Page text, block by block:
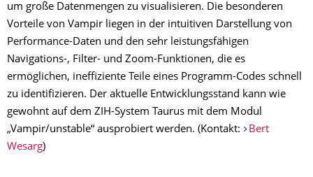
um große Datenmengen zu visualisieren. Die besonderen
Vorteile von Vampir liegen in der intuitiven Darstellung von
Performance-Daten und den sehr leistungsfähigen
Navigations-, Filter- und Zoom-Funktionen, die es
ermöglichen, ineffiziente Teile eines Programm-Codes schnell
zu identifizieren. Der aktuelle Entwicklungsstand kann wie
gewohnt auf dem ZIH-System Taurus mit dem Modul
„Vampir/unstable“ ausprobiert werden. (Kontakt:
Bert
Wesarg)